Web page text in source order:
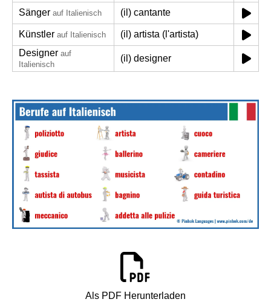
Sänger auf Italienisch (il) cantante
Künstler auf Italienisch
(il) artista (l'artista)
Designer auf
Italienisch
(il) designer
Als PDF Herunterladen